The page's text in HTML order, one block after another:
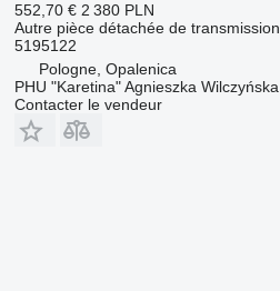
552,70 € 2 380 PLN
Autre pièce détachée de transmission
5195122
Pologne, Opalenica
PHU "Karetina" Agnieszka Wilczyńska
Contacter le vendeur